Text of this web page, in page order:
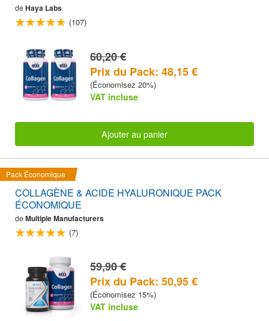
de Haya Labs
(107)
60,20 €
Prix du Pack: 48,15 €
(Économisez 20%)
VAT incluse
Ajouter au panier
Pack Économique
COLLAGÈNE & ACIDE HYALURONIQUE PACK
ÉCONOMIQUE
de Multiple Manufacturers
(7)
59,90 €
Prix du Pack: 50,95 €
(Économisez 15%)
VAT incluse